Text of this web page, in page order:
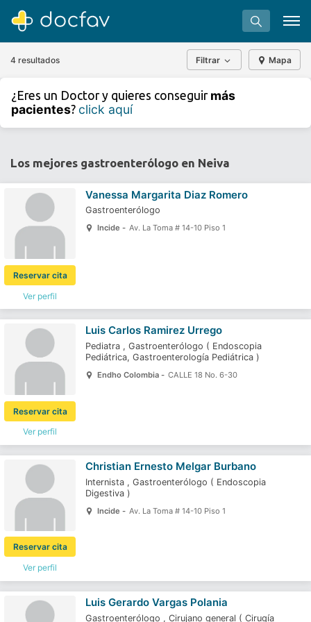
Buscar
¿Eres un doctor?
4 resultados Filtrar Mapa
¿Eres un Doctor y quieres conseguir más
pacientes? click aquí
Los mejores gastroenterólogo en Neiva
Ver perfil
Reservar cita
Vanessa Margarita Diaz Romero
Gastroenterólogo
Incide - Av. La Toma # 14-10 Piso 1
Ver perfil
Reservar cita
Luis Carlos Ramirez Urrego
Pediatra , Gastroenterólogo ( Endoscopia
Pediátrica, Gastroenterología Pediátrica )
Endho Colombia - CALLE 18 No. 6-30
Ver perfil
Reservar cita
Christian Ernesto Melgar Burbano
Internista , Gastroenterólogo ( Endoscopia
Digestiva )
Incide - Av. La Toma # 14-10 Piso 1
Luis Gerardo Vargas Polania
Gastroenterólogo , Cirujano general ( Cirugía
⇧
©
contributors.